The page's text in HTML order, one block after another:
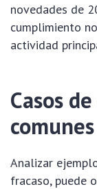
novedades de
cumplimiento
actividad
Casos
Analizar
fracaso, puede